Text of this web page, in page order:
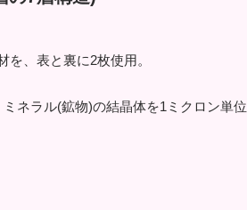
、表と裏に2枚使用。
ネラル(鉱物)の結晶体を1ミクロン単位